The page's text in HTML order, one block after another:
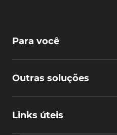
Para você
Outras soluções
Links úteis